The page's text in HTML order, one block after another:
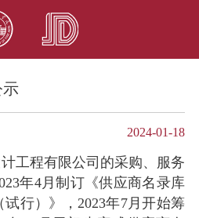
示
2024-01-18
工程有限公司的采购、服务
年4月制订《供应商名录库
行）》，2023年7月开始筹